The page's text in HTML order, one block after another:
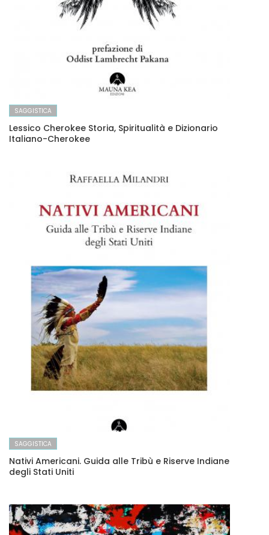
SAGGISTICA
Lessico Cherokee Storia, Spiritualità e Dizionario
Italiano-Cherokee
SAGGISTICA
Nativi Americani. Guida alle Tribù e Riserve Indiane
degli Stati Uniti